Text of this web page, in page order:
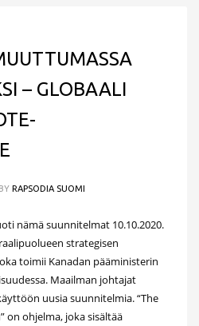
– GLOBAALI
BY RAPSODIA SUOMI
nämä suunnitelmat 10.10.2020.
strategisen
toimii Kanadan pääministerin
Maailman johtajat
uusia suunnitelmia. “The
on ohjelma, joka sisältää